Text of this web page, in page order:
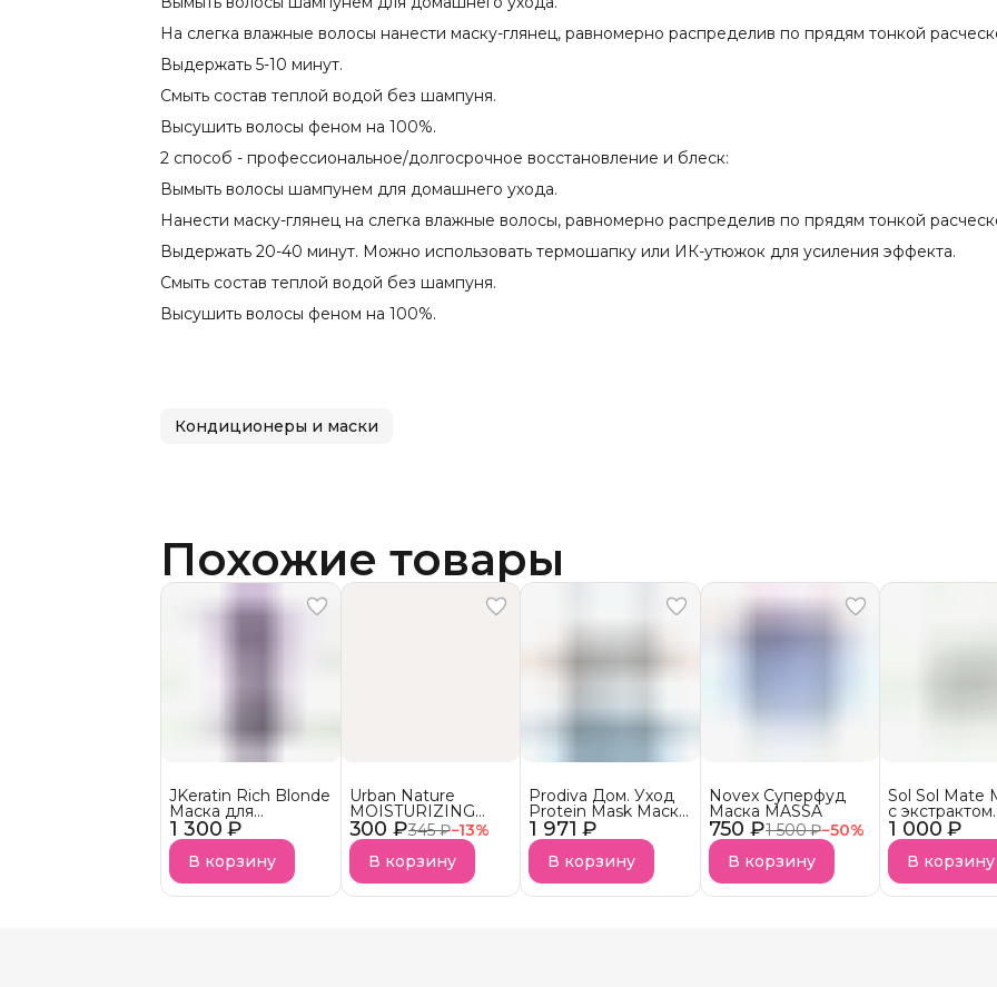
На слегка влажные волосы нанести маску-глянец, равномерно распределив по прядям тонкой
Выдержать 5-10 минут.
Смыть состав теплой водой без шампуня.
Высушить волосы феном на 100%.
2 способ - профессиональное/долгосрочное восстановление и блеск:
Вымыть волосы шампунем для домашнего ухода.
Нанести маску-глянец на слегка влажные волосы, равномерно распределив по прядям тонкой
Выдержать 20-40 минут. Можно использовать термошапку или ИК-утюжок для усиления эффекта.
Смыть состав теплой водой без шампуня.
Высушить волосы феном на 100%.
Кондиционеры и маски
Похожие товары
1 300 ₽
JKeratin Rich Blonde
Маска для
осветленных волос
Уход &
нейтрализация
желтизны СКОРО В
НАЛИЧИИ!
В корзину
300 ₽345 ₽−13%
Urban Nature
MOISTURIZING
Кондиционер
Увлажняющий
АКЦИЯ!
В корзину
1 971 ₽
Prodiva Дом. Уход
Protein Mask Маска
протеиновой
реконструкции для
сухих волос
В корзину
750 ₽1 500 ₽−50%
Novex Суперфуд
Маска MASSA
В корзину
1 000 ₽
Sol Sol Mate
с экстрактом
листьев
В корзину